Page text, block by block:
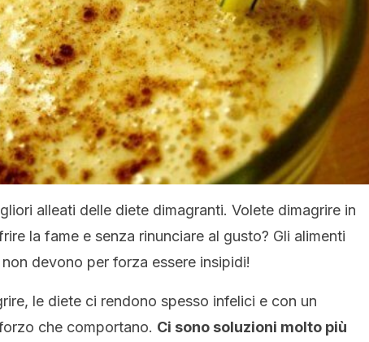
alleati delle diete dimagranti. Volete dimagrire in
la fame e senza rinunciare al gusto? Gli alimenti
devono per forza essere insipidi!
le diete ci rendono spesso infelici e con un
che comportano. Ci sono soluzioni molto più